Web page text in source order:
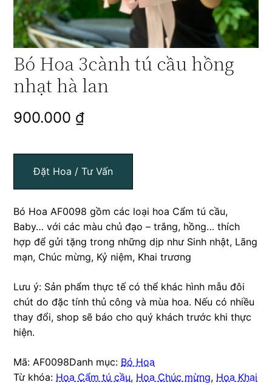
Bó Hoa 3cành tú cầu hồng
nhạt hà lan
900.000 ₫
Đặt Hoa / Tư Vấn
Bó Hoa AF0098 gồm các loại hoa Cẩm tú cầu,
Baby… với các màu chủ đạo – trắng, hồng… thích
hợp để gửi tặng trong những dịp như Sinh nhật, Lãng
mạn, Chúc mừng, Kỷ niệm, Khai trương
Lưu ý: Sản phẩm thực tế có thể khác hình mẫu đôi
chút do đặc tính thủ công và mùa hoa. Nếu có nhiều
thay đổi, shop sẽ báo cho quý khách trước khi thực
hiện.
Mã: AF0098Danh mục: Bó Hoa
Từ khóa: Hoa Cẩm tú cầu, Hoa Chúc mừng, Hoa Khai